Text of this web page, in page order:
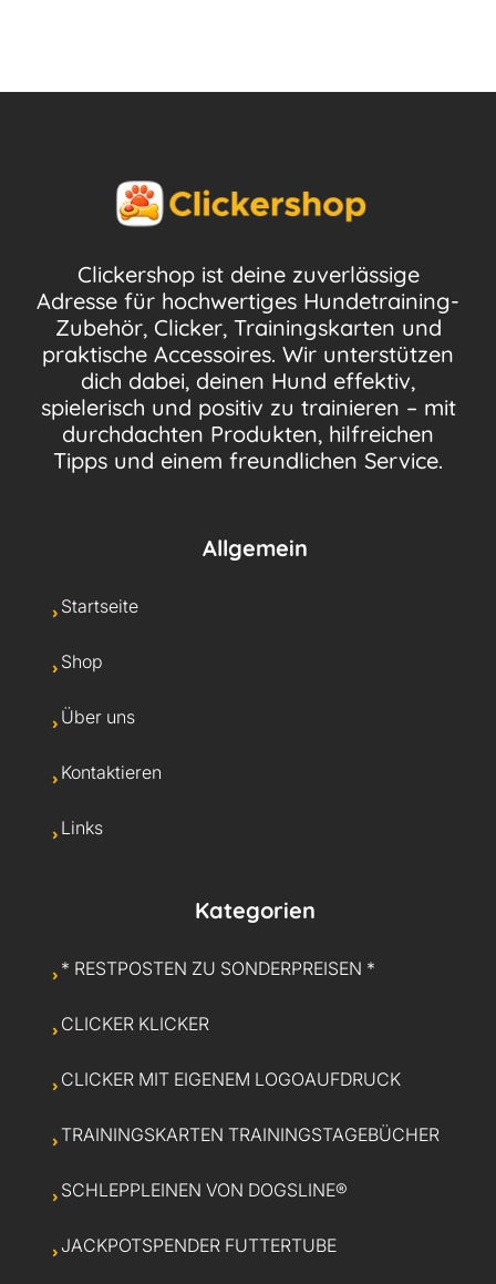
Clickershop ist deine zuverlässige
Adresse für hochwertiges Hundetraining-
Zubehör, Clicker, Trainingskarten und
praktische Accessoires. Wir unterstützen
dich dabei, deinen Hund effektiv,
spielerisch und positiv zu trainieren – mit
durchdachten Produkten, hilfreichen
Tipps und einem freundlichen Service.
Allgemein
Startseite
Shop
Über uns
Kontaktieren
Links
Kategorien
* RESTPOSTEN ZU SONDERPREISEN *
CLICKER KLICKER
CLICKER MIT EIGENEM LOGOAUFDRUCK
TRAININGSKARTEN TRAININGSTAGEBÜCHER
SCHLEPPLEINEN VON DOGSLINE®
JACKPOTSPENDER FUTTERTUBE